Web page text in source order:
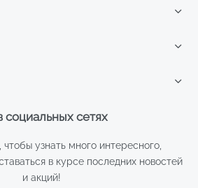
сетях
узнать много интересного,
в курсе последних новостей
и акций!